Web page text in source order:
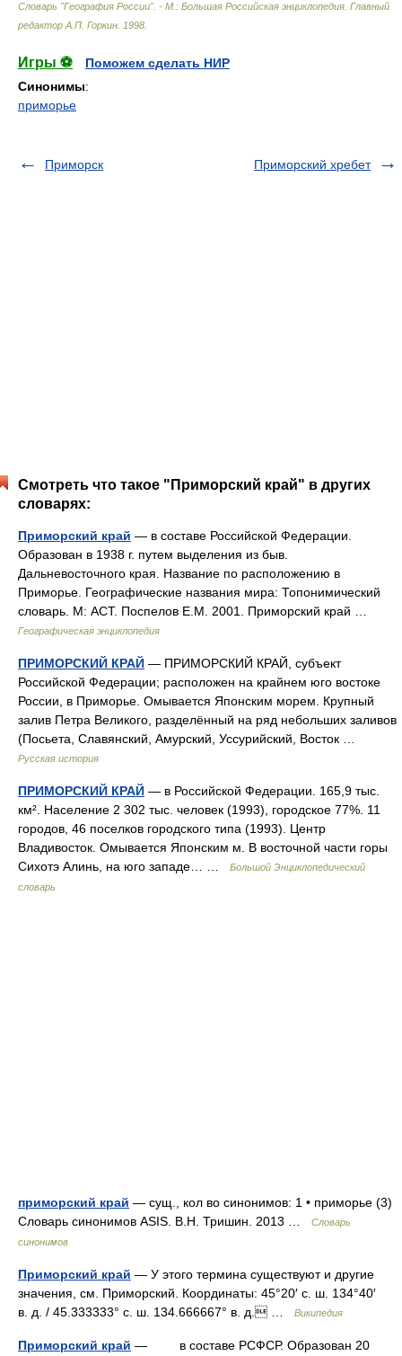
Словарь "География России". - М.: Большая Российская энциклопедия Главный
редактор А.П. Горкин 1998
Игры ⚽
Поможем сделать НИР
Синонимы:
приморье
Приморск Приморский хребет
Смотреть что такое "Приморский край" в других
словарях:
Приморский край — в составе Российской Федерации.
Образован в 1938 г. путем выделения из быв.
Дальневосточного края. Название по расположению в
Приморье. Географические названия мира: Топонимический
словарь. М: АСТ. Поспелов Е.М. 2001. Приморский край …
Географическая энциклопедия
ПРИМОРСКИЙ КРАЙ — ПРИМОРСКИЙ КРАЙ, субъект
Российской Федерации; расположен на крайнем юго востоке
России, в Приморье. Омывается Японским морем. Крупный
залив Петра Великого, разделённый на ряд небольших заливов
(Посьета, Славянский, Амурский, Уссурийский, Восток …
Русская история
ПРИМОРСКИЙ КРАЙ — в Российской Федерации. 165,9 тыс.
км². Население 2 302 тыс. человек (1993), городское 77%. 11
городов, 46 поселков городского типа (1993). Центр
Владивосток. Омывается Японским м. В восточной части горы
Сихотэ Алинь, на юго западе… …
Большой Энциклопедический
словарь
приморский край — сущ., кол во синонимов: 1 • приморье (3)
Словарь синонимов ASIS. В.Н. Тришин. 2013 …
Словарь
синонимов
Приморский край — У этого термина существуют и другие
значения, см. Приморский. Координаты: 45°20′ с. ш. 134°40′
в. д. / 45.333333° с. ш. 134.666667° в. д. …
Википедия
Приморский край — в составе РСФСР. Образован 20